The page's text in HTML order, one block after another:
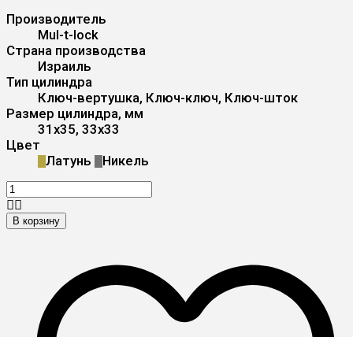
Производитель
Mul-t-lock
Страна производства
Израиль
Тип цилиндра
Ключ-вертушка, Ключ-ключ, Ключ-шток
Размер цилиндра, мм
31x35, 33x33
Цвет
Латунь
Никель
В корзину